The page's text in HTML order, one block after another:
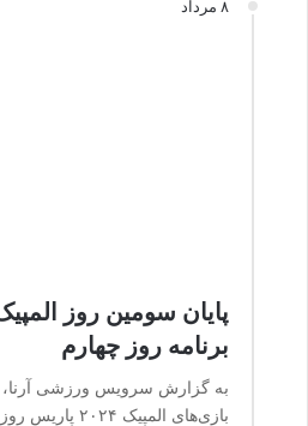
۸ مرداد
پایان سومین روز
برنامه روز چهارم
به گزارش سرویس ورزشی آرنا،
بازی‌های